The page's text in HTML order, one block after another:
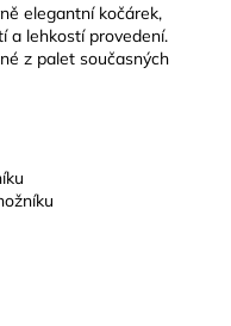
elegantní kočárek,
a lehkostí provedení.
z palet současných